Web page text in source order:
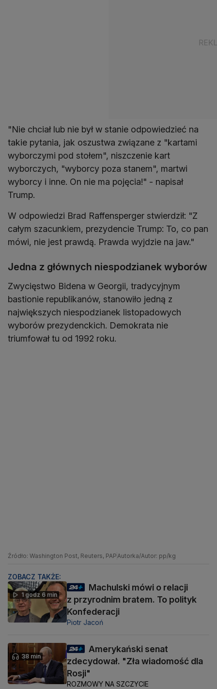
"Nie chciał lub nie był w stanie odpowiedzieć na
takie pytania, jak oszustwa związane z "kartami
wyborczymi pod stołem", niszczenie kart
wyborczych, "wyborcy poza stanem", martwi
wyborcy i inne. On nie ma pojęcia!" - napisał
Trump.
W odpowiedzi Brad Raffensperger stwierdził: "Z
całym szacunkiem, prezydencie Trump: To, co pan
mówi, nie jest prawdą. Prawda wyjdzie na jaw."
Jedna z głównych niespodzianek wyborów
Zwycięstwo Bidena w Georgii, tradycyjnym
bastionie republikanów, stanowiło jedną z
największych niespodzianek listopadowych
wyborów prezydenckich. Demokrata nie
triumfował tu od 1992 roku.
Źródło: Washington Post, Reuters, PAPAutorka/Autor: pp/kg
ZOBACZ TAKŻE:
1 godz 6 min
Machulski mówi o relacji
z przyrodnim bratem. To polityk
Konfederacji
Piotr Jacoń
38 min
Amerykański senat
zdecydował. "Zła wiadomość dla
Rosji"
ROZMOWY NA SZCZYCIE